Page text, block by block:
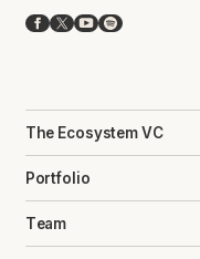
Facebook
X YouTube
Spotify
The Ecosystem VC
Portfolio
Team